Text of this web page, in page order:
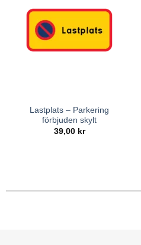
Lastplats – Parkering
förbjuden skylt
39,00 kr